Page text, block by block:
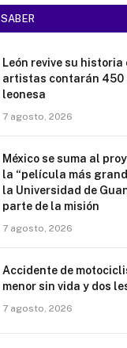
SABER
León revive su historia
artistas contarán 450
leonesa
7 agosto, 2026
México se suma al
la “película más
la Universidad de
parte de la misión
7 agosto, 2026
Accidente de
menor sin vida y dos
7 agosto, 2026